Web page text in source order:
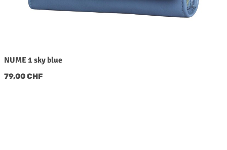
NUME 1 sky blue
Regulärer Preis:
79,00 CHF